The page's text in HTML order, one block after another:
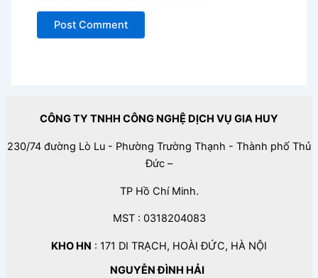
CÔNG TY TNHH CÔNG NGHỆ DỊCH VỤ GIA HUY
230/74 đường Lò Lu - Phường Trường Thạnh - Thành phố Thủ
Đức –
TP Hồ Chí Minh.
MST : 0318204083
KHO HN : 171 DI TRẠCH, HOÀI ĐỨC, HÀ NỘI
NGUYỄN ĐÌNH HẢI